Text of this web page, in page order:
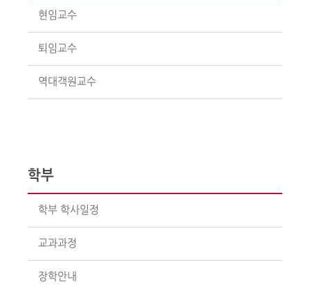
현임교수
퇴임교수
역대객원교수
학부
학부 학사일정
교과과정
장학안내